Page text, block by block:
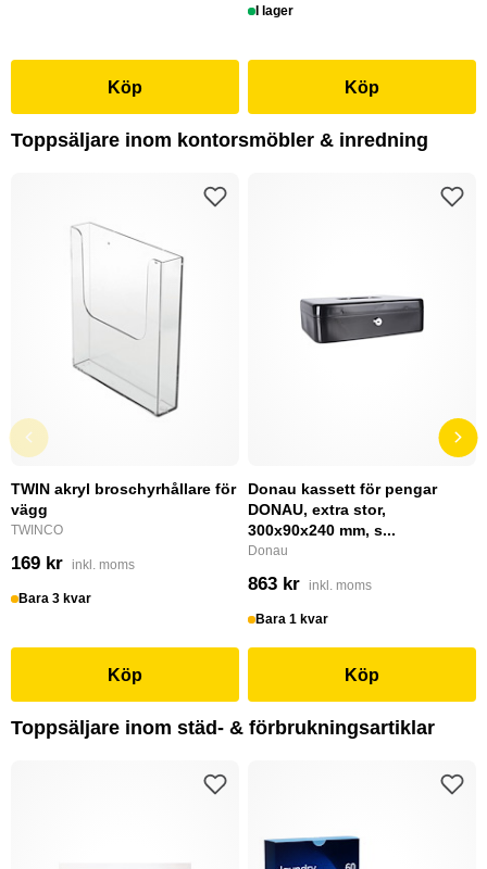
Köp
I lager
Köp
Toppsäljare inom kontorsmöbler & inredning
TWIN akryl broschyrhållare för
vägg
TWINCO
169 kr inkl. moms
Bara 3 kvar
Köp
Donau kassett för pengar
DONAU, extra stor,
300x90x240 mm, s...
Donau
863 kr inkl. moms
Bara 1 kvar
Köp
Toppsäljare inom städ- & förbrukningsartiklar